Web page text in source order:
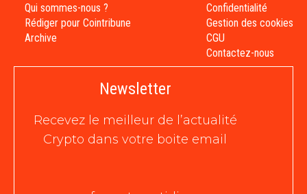
Qui sommes-nous ?
Rédiger pour Cointribune
Archive
Confidentialité
Gestion des cookies
CGU
Contactez-nous
Newsletter
Recevez le meilleur de l’actualité
Crypto dans votre boite email